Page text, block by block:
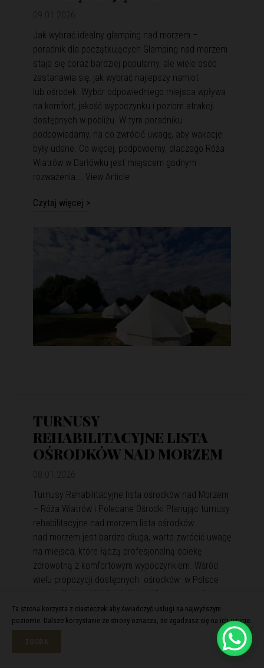
Jak wybrać idealny glamping nad morzem –
poradnik dla początkujących Glamping nad morzem
staje się coraz bardziej popularny, ale wiele osób
zastanawia się, jak wybrać najlepszy namiot
lub ośrodek. Wybór odpowiedniego miejsca wpływa
na komfort, jakość wypoczynku i poziom atrakcji
dostępnych w pobliżu. W tym poradniku
podpowiadamy, na co zwrócić uwagę, aby wakacje
były udane. Co więcej, podpowiemy, dlaczego Róża
Wiatrów w Darłówku jest miejscem godnym
rozważenia…. View Article
Czytaj więcej >
TURNUSY
REHABILITACYJNE LISTA
OŚRODKÓW NAD MORZEM
Turnusy Rehabilitacyjne lista ośrodków nad Morzem
– Róża Wiatrów i Polecane Ośrodki Planując turnusy
rehabilitacyjne nad morzem lista ośrodków
nad morzem jest bardzo długa, warto zwrócić uwagę
na miejsca, które łączą profesjonalną opiekę
zdrowotną z komfortowym wypoczynkiem. Wśród
wielu propozycji dostępnych ośrodków w Polsce
szczególnie wyróżnia się kompleks wypoczynkowy
Róża Wiatrów. Oferuje skuteczną rehabilitację
i relaks w malowniczej nadmorskiej scenerii. Róża
Ta strona korzysta z ciasteczek aby świadczyć usługi na najwyższym
poziomie. Dalsze korzystanie ze strony oznacza, że zgadzasz się na ich użycie.